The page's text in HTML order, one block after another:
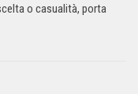
o casualità, porta